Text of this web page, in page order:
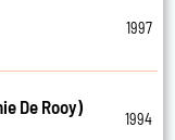
1997
De Rooy)
1994